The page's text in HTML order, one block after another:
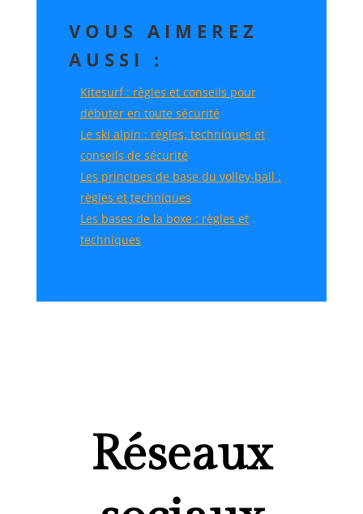
VOUS AIMEREZ
AUSSI :
Kitesurf : règles et conseils pour
débuter en toute sécurité
Le ski alpin : règles, techniques et
conseils de sécurité
Les principes de base du volley-ball :
règles et techniques
Les bases de la boxe : règles et
techniques
Réseaux